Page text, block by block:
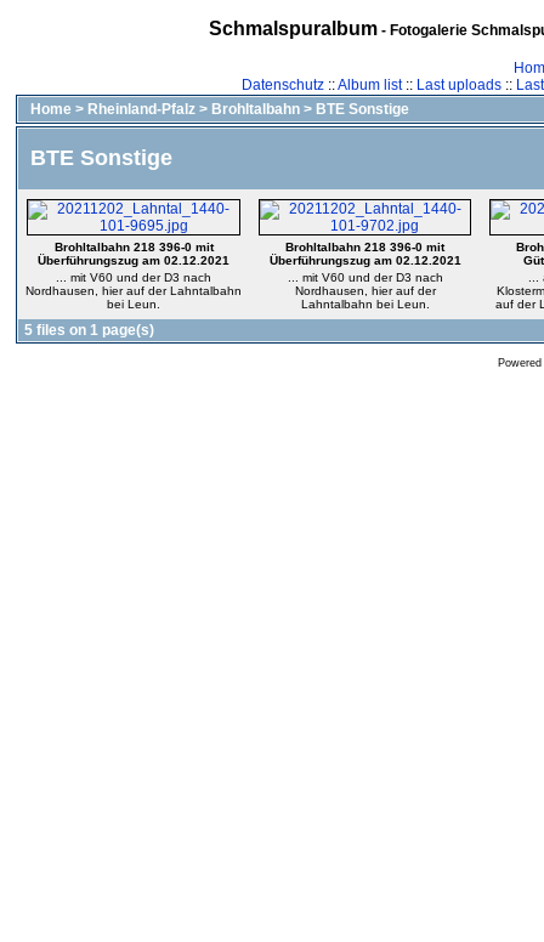
Schmalspuralbum- Fotogalerie
Datenschutz::Album list:: Last uploads::
Home > Rheinland-Pfalz > Brohltalbahn > BTE Sonstige
BTE Sonstige
Brohltalbahn 218 396-0 mit
Überführungszug am 02.12.2021
... mit V60 und der D3 nach
Nordhausen, hier auf der Lahntalbahn
bei Leun.
Brohltalbahn 218 396-0 mit
Überführungszug am 02.12.2021
... mit V60 und der D3 nach
Nordhausen, hier auf der
Lahntalbahn bei Leun.
auf der
5 files on 1 page(s)